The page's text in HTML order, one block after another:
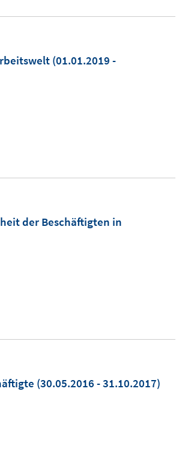
(01.01.2019 -
der Beschäftigten in
(30.05.2016 - 31.10.2017)